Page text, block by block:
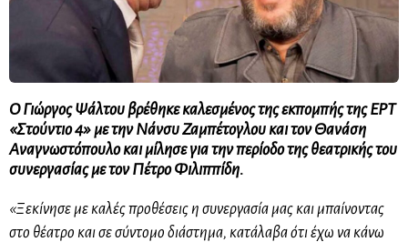
Ο Γιώργος Ψάλτου βρέθηκε καλεσμένος της εκπομπής της ΕΡΤ
«Στούντιο 4» με την Νάνσυ Ζαμπέτογλου και τον Θανάση
Αναγνωστόπουλο και μίλησε για την περίοδο της θεατρικής του
συνεργασίας με τον Πέτρο Φιλιππίδη.
«Ξεκίνησε με καλές προθέσεις η συνεργασία μας και μπαίνοντας
στο θέατρο και σε σύντομο διάστημα, κατάλαβα ότι έχω να κάνω